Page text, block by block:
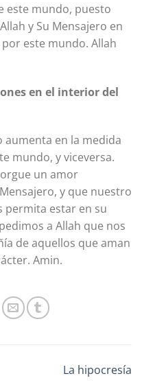
este mundo, puesto
y Su Mensajero en
este mundo. Allah
en el interior del
aumenta en la medida
mundo, y viceversa.
un amor
y que nuestro
permita estar en su
a Allah que nos
de aquellos que aman
Amin.
La hipocresía